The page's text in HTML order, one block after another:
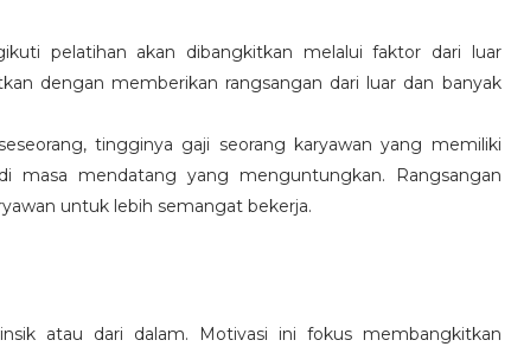
pelatihan akan dibangkitkan melalui faktor dari luar
dengan memberikan rangsangan dari luar dan banyak
tingginya gaji seorang karyawan yang memiliki
masa mendatang yang menguntungkan. Rangsangan
untuk lebih semangat bekerja.
atau dari dalam. Motivasi ini fokus membangkitkan